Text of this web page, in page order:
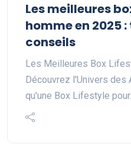
Les meilleures
homme en 2025
conseils
Les Meilleures Box
Découvrez l'Univers des
qu'une Box Lifestyle